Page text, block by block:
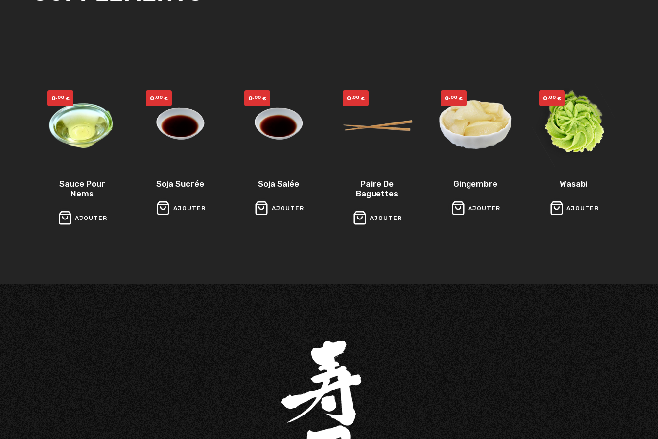
Sauce Pour
Nems
0.00 €
AJOUTER
Soja Sucrée
0.00 €
AJOUTER
Soja Salée
0.00 €
AJOUTER
Paire De
Baguettes
0.00 €
AJOUTER
Gingembre
0.00 €
AJOUTER
Wasabi
0.00 €
AJOUTER